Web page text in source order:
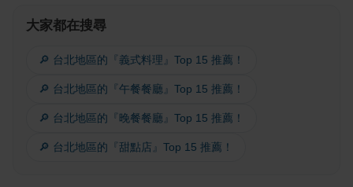
大家都在搜尋
🔎 台北地區的『義式料理』Top 15 推薦！
🔎 台北地區的『午餐餐廳』Top 15 推薦！
🔎 台北地區的『晚餐餐廳』Top 15 推薦！
🔎 台北地區的『甜點店』Top 15 推薦！